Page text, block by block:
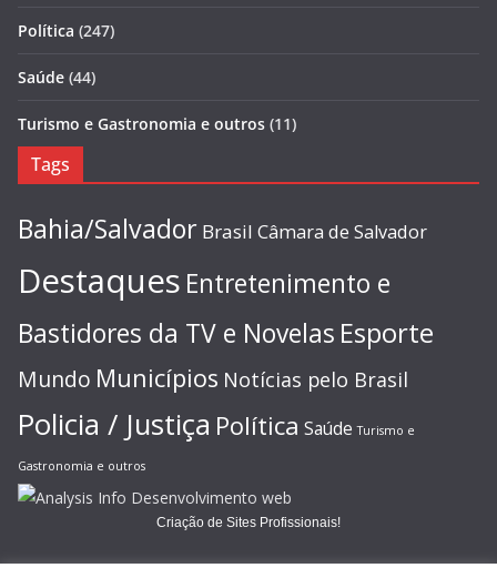
Política (247)
Saúde (44)
Turismo e Gastronomia e outros (11)
Tags
Bahia/Salvador Brasil Câmara de Salvador
Destaques Entretenimento e
Bastidores da TV e Novelas Esporte
Mundo Municípios Notícias pelo Brasil
Policia / Justiça Política Saúde Turismo e
Gastronomia e outros
Criação de Sites Profissionais!